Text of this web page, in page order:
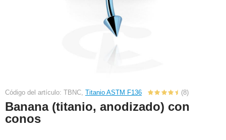
Código del artículo: TBNC, Titanio ASTM F136 (8)
Banana (titanio, anodizado) con
conos